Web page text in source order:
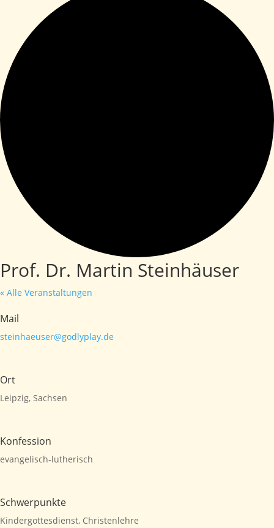
Prof. Dr. Martin Steinhäuser
« Alle Veranstaltungen
Mail
steinhaeuser@godlyplay.de
Ort
Leipzig, Sachsen
Konfession
evangelisch-lutherisch
Schwerpunkte
Kindergottesdienst, Christenlehre